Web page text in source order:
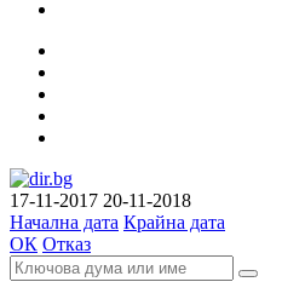
17-11-2017 20-11-2018
Начална дата Крайна дата
ОК Отказ